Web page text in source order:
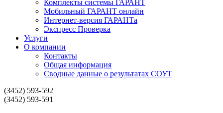
Комплекты системы ГАРАНТ
Мобильный ГАРАНТ онлайн
Интернет-версия ГАРАНТа
Экспресс Проверка
Услуги
О компании
Контакты
Общая информация
Сводные данные о результатах СОУТ
(3452) 593-592
(3452) 593-591